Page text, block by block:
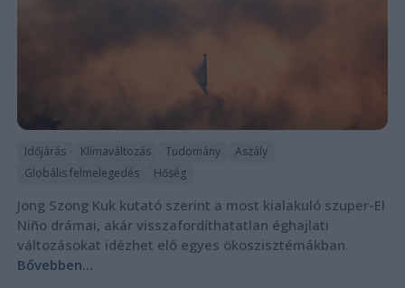
Időjárás Klímaváltozás Tudomány
Aszály
Globális felmelegedés
Hőség
Jong Szong Kuk kutató szerint a most kialakuló szuper-El
Niño drámai, akár visszafordíthatatlan éghajlati
változásokat idézhet elő egyes ökoszisztémákban.
Bővebben...